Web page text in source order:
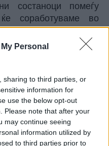
Personal
sharing to third parties, or
information for
use the below opt-out
Please note that after your
may continue seeing
information utilized by
to third parties prior to
состаноци помеѓу
соработуваме во
задоволен сум дека
има на некого на
бидеме стабилни и
напади или дојави
или да го
систем во
полиција, сите
на законот во
покажаа јасна и